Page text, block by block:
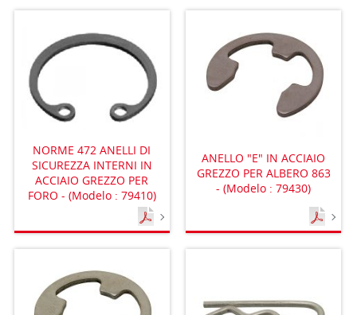
NORME 472 ANELLI DI
SICUREZZA INTERNI IN
ACCIAIO GREZZO PER
FORO - (Modelo : 79410)
ANELLO "E" IN ACCIAIO
GREZZO PER ALBERO 863
- (Modelo : 79430)